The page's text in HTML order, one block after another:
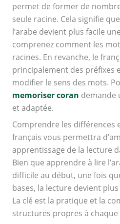
permet de former de
seule racine. Cela signifie
l’arabe devient plus facile
comprenez comment les
racines. En revanche, le
principalement des préfixes
modifier le sens des mots.
memoriser coran demande
et adaptée.
Comprendre les différences
français vous permettra
apprentissage de la lecture
Bien que apprendre à lire
difficile au début, une fois
bases, la lecture devient
La clé est la pratique et la
structures propres à chaque